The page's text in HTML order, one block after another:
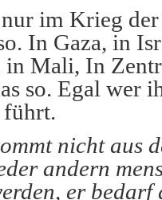
im Krieg der
In Gaza, in
in Mali, In
so. Egal wer
führt.
nicht aus
andern
er